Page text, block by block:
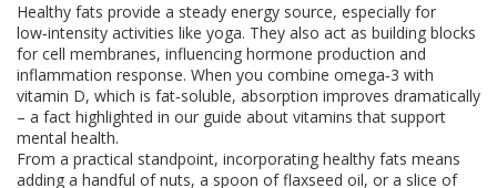
Healthy fats provide a steady energy source, especially for
low‑intensity activities like yoga. They also act as building blocks
for cell membranes, influencing hormone production and
inflammation response. When you combine omega‑3 with
vitamin D, which is fat‑soluble, absorption improves dramatically
– a fact highlighted in our guide about vitamins that support
mental health.
From a practical standpoint, incorporating healthy fats means
adding a handful of nuts, a spoon of flaxseed oil, or a slice of